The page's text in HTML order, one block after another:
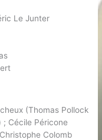
Le Junter
(Thomas Pollock
; Cécile Péricone
Colomb